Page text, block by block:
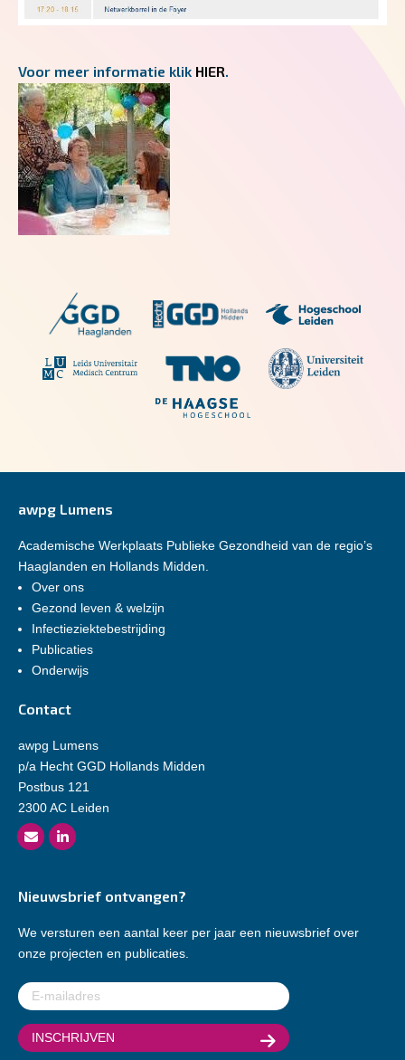
Voor meer informatie klik HIER.
awpg Lumens
Academische Werkplaats Publieke Gezondheid van de regio’s
Haaglanden en Hollands Midden.
Over ons
Gezond leven & welzijn
Infectieziektebestrijding
Publicaties
Onderwijs
Contact
awpg Lumens
p/a Hecht GGD Hollands Midden
Postbus 121
2300 AC Leiden
Nieuwsbrief ontvangen?
We versturen een aantal keer per jaar een nieuwsbrief over
onze projecten en publicaties.
E-
mailadres(Vereist)